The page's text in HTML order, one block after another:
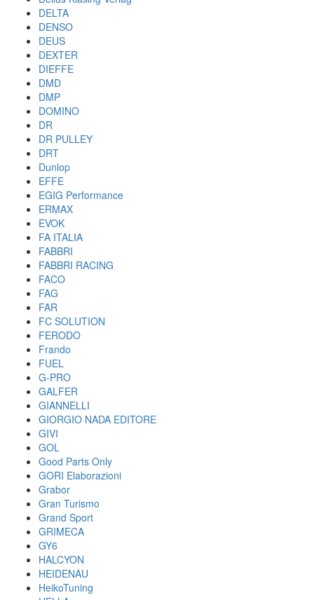
DELTA
DENSO
DEUS
DEXTER
DIEFFE
DMD
DMP
DOMINO
DR
DR PULLEY
DRT
Dunlop
EFFE
EGIG Performance
ERMAX
EVOK
FA ITALIA
FABBRI
FABBRI RACING
FACO
FAG
FAR
FC SOLUTION
FERODO
Frando
FUEL
G-PRO
GALFER
GIANNELLI
GIORGIO NADA EDITORE
GIVI
GOL
Good Parts Only
GORI Elaborazioni
Grabor
Gran Turismo
Grand Sport
GRIMECA
GY6
HALCYON
HEIDENAU
HeikoTuning